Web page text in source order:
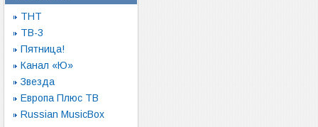
ТНТ
ТВ-3
Пятница!
Канал «Ю»
Звезда
Европа Плюс ТВ
Russian MusicBox